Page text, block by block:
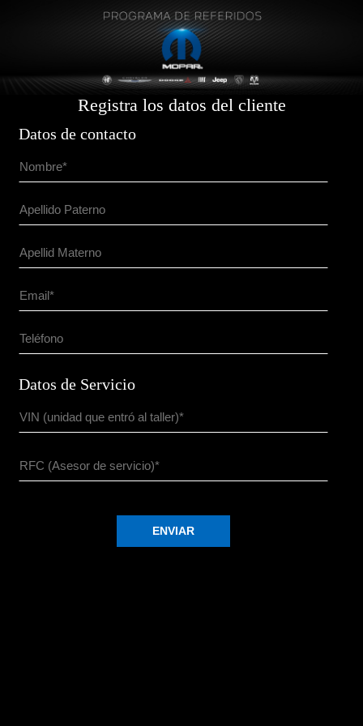
Registra los datos del cliente
Datos de contacto
Datos de Servicio